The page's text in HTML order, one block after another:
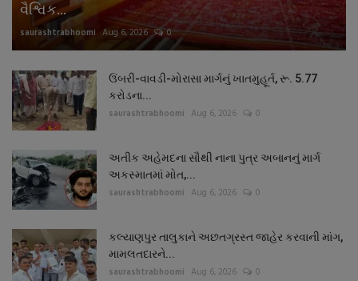
વૈશ્વિક...
saurashtrabhoomi Aug 6, 2026 0
ઉંબરી-વાવડી-મોરાસા માર્ગનું ખાતમુહૂર્ત, રૂ. 5.77
કરોડના...
saurashtrabhoomi Aug 6, 2026 0
અતીક અહેમદના સૌથી નાના પુત્ર અબાનનું માર્ગ
અકસ્માતમાં મોત,...
saurashtrabhoomi Aug 6, 2026 0
કલ્યાણપુર તાલુકાને અછતગ્રસ્ત જાહેર કરવાની માંગ,
મામલતદારને...
saurashtrabhoomi Aug 6, 2026 0